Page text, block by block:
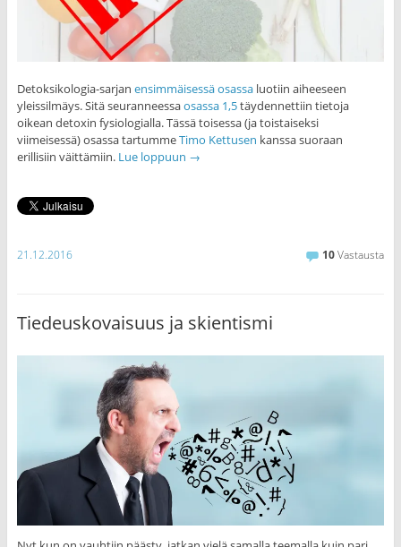
Detoksikologia-sarjan ensimmäisessä osassaluotiin aiheeseen
yleissilmäys. Sitä seuranneessaosassa 1,5täydennettiin tietoja
oikean detoxin fysiologialla. Tässä toisessa (ja toistaiseksi
viimeisessä) osassa tartummeTimo Kettusen kanssa suoraan
erillisiin väittämiin. Lue loppuun →
21.12.2016 10Vastausta
Tiedeuskovaisuus ja skientismi